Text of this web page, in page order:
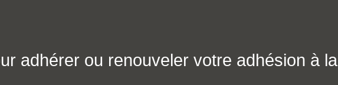
adhérer ou renouveler votre adhésion à la